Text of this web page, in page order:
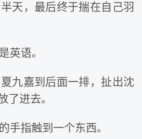
天，最后终于揣在自己羽
英语。
九嘉到后面一排，扯出沈
了进去。
手指触到一个东西。